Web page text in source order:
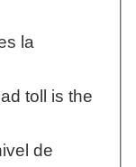
la
toll is the
de